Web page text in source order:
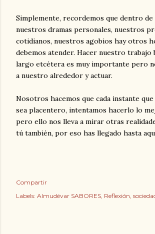
Simplemente, recordemos que dentro de
nuestros dramas personales, nuestros
cotidianos, nuestros agobios hay otros
debemos atender. Hacer nuestro trabajo
largo etcétera es muy importante pero
a nuestro alrededor y actuar.
Nosotros hacemos que cada instante
sea placentero, intentamos hacerlo lo
pero ello nos lleva a mirar otras
tú también, por eso has llegado hasta
Compartir
Labels: Almudévar SABORES Reflexión